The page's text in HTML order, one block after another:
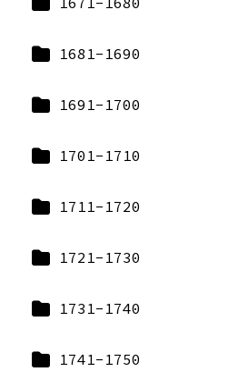
1681-1690
1691-1700
1701-1710
1711-1720
1721-1730
1731-1740
1741-1750